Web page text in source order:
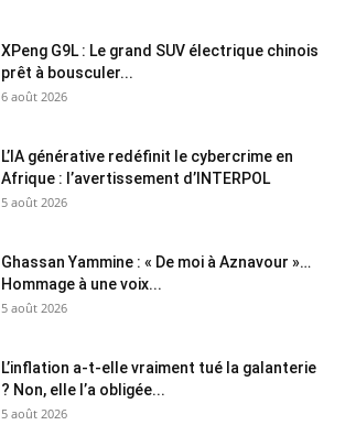
XPeng G9L : Le grand SUV électrique chinois
prêt à bousculer...
6 août 2026
L’IA générative redéfinit le cybercrime en
Afrique : l’avertissement d’INTERPOL
5 août 2026
Ghassan Yammine : « De moi à Aznavour »…
Hommage à une voix...
5 août 2026
L’inflation a-t-elle vraiment tué la galanterie
? Non, elle l’a obligée...
5 août 2026